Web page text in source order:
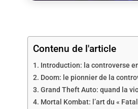
Contenu de l'article
Introduction: la controverse
Doom: le pionnier de la
Grand Theft Auto: quand la
Mortal Kombat: l’art du «